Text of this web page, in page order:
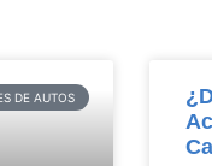
DE AUTOS